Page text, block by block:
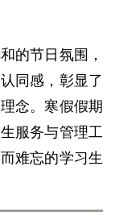
的节日氛围，
同感，彰显了
念。寒假假期
服务与管理工
难忘的学习生